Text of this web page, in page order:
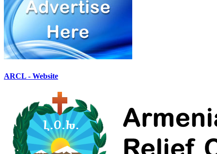
ARCL - Website